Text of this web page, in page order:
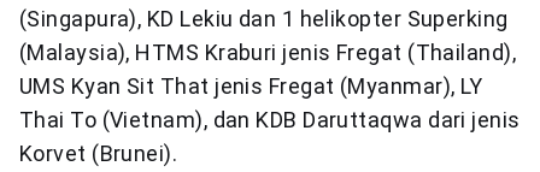
(Singapura), KD Lekiu dan 1 helikopter Superking
(Malaysia), HTMS Kraburi jenis Fregat (Thailand),
UMS Kyan Sit That jenis Fregat (Myanmar), LY
Thai To (Vietnam), dan KDB Daruttaqwa dari jenis
Korvet (Brunei).